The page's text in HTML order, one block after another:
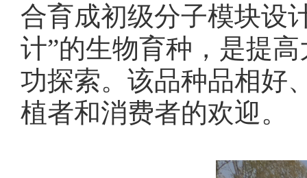
合育成初级分子模块设
计”的生物育种，是提
功探索。该品种品相好
植者和消费者的欢迎。